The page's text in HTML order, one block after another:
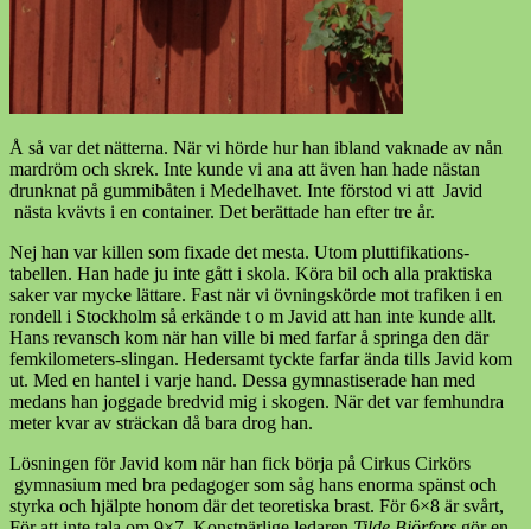
Å så var det nätterna. När vi hörde hur han ibland vaknade av nån
mardröm och skrek. Inte kunde vi ana att även han hade nästan
drunknat på gummibåten i Medelhavet. Inte förstod vi att Javid
nästa kvävts i en container. Det berättade han efter tre år.
Nej han var killen som fixade det mesta. Utom pluttifikations-
tabellen. Han hade ju inte gått i skola. Köra bil och alla praktiska
saker var mycke lättare. Fast när vi övningskörde mot trafiken i en
rondell i Stockholm så erkände t o m Javid att han inte kunde allt.
Hans revansch kom när han ville bi med farfar å springa den där
femkilometers-slingan. Hedersamt tyckte farfar ända tills Javid kom
ut. Med en hantel i varje hand. Dessa gymnastiserade han med
medans han joggade bredvid mig i skogen. När det var femhundra
meter kvar av sträckan då bara drog han.
Lösningen för Javid kom när han fick börja på Cirkus Cirkörs
gymnasium med bra pedagoger som såg hans enorma spänst och
styrka och hjälpte honom där det teoretiska brast. För 6×8 är svårt,